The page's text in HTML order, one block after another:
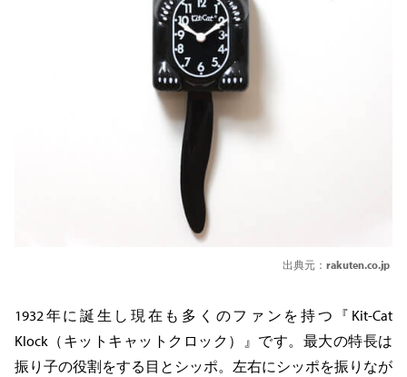
出典元： rakuten.co.jp
1932年に誕生し現在も多くのファンを持つ『Kit-Cat
Klock（キットキャットクロック）』です。最大の特長は
振り子の役割をする目とシッポ。左右にシッポを振りなが